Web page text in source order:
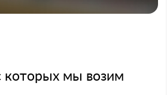
которых мы возим